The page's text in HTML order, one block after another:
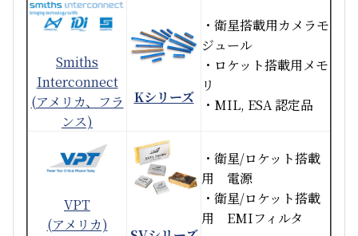
Smiths
Interconnect
(アメリカ、フラ
ンス)
Kシリーズ
・衛星搭載用カメラモ
ジュール
・ロケット搭載用メモ
リ
・MIL, ESA 認定品
VPT
(アメリカ)
・衛星/ロケット搭載
用 電源
・衛星/ロケット搭載
用 EMIフィルタ